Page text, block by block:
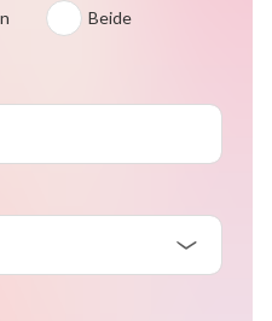
Beide